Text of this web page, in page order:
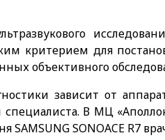
критерием для
объективного
зависит от
В МЦ
SAMSUNG SONOACE R7